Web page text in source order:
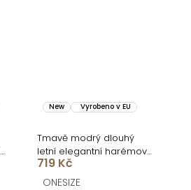
New Vyrobeno v EU
Tmavě modrý dlouhý
letní elegantní harémový
overal BIONERA
719 Kč
ONESIZE